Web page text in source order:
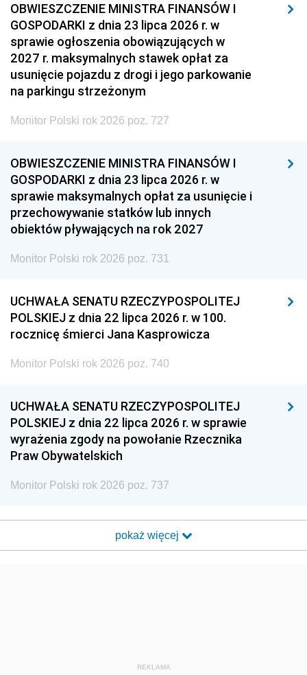
OBWIESZCZENIE MINISTRA FINANSÓW I
GOSPODARKI z dnia 23 lipca 2026 r. w
sprawie ogłoszenia obowiązujących w
2027 r. maksymalnych stawek opłat za
usunięcie pojazdu z drogi i jego parkowanie
na parkingu strzeżonym
Monitor Polski rok 2026 poz. 727
OBWIESZCZENIE MINISTRA FINANSÓW I
GOSPODARKI z dnia 23 lipca 2026 r. w
sprawie maksymalnych opłat za usunięcie i
przechowywanie statków lub innych
obiektów pływających na rok 2027
Monitor Polski rok 2026 poz. 731
UCHWAŁA SENATU RZECZYPOSPOLITEJ
POLSKIEJ z dnia 22 lipca 2026 r. w 100.
rocznicę śmierci Jana Kasprowicza
Monitor Polski rok 2026 poz. 740
UCHWAŁA SENATU RZECZYPOSPOLITEJ
POLSKIEJ z dnia 22 lipca 2026 r. w sprawie
wyrażenia zgody na powołanie Rzecznika
Praw Obywatelskich
Monitor Polski rok 2026 poz. 737
pokaż więcej
REKLAMA